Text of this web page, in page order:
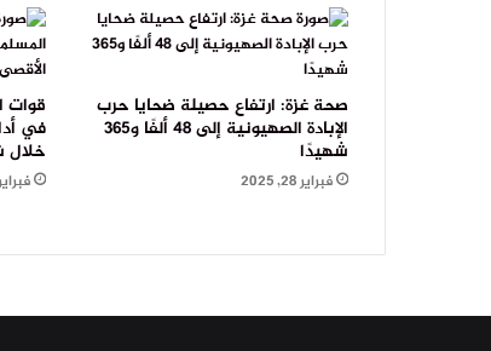
صحة غزة: ارتفاع حصيلة ضحايا حرب
الإبادة الصهيونية إلى 48 ألفًا و365
شهيدًا
فبراير 28, 2025
قوات
في
خلال
فبراير 28,